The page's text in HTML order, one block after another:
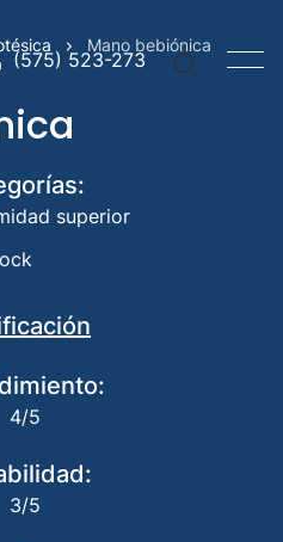
(575) 523-273
Mano bebiónica
superior
4/5
3/5